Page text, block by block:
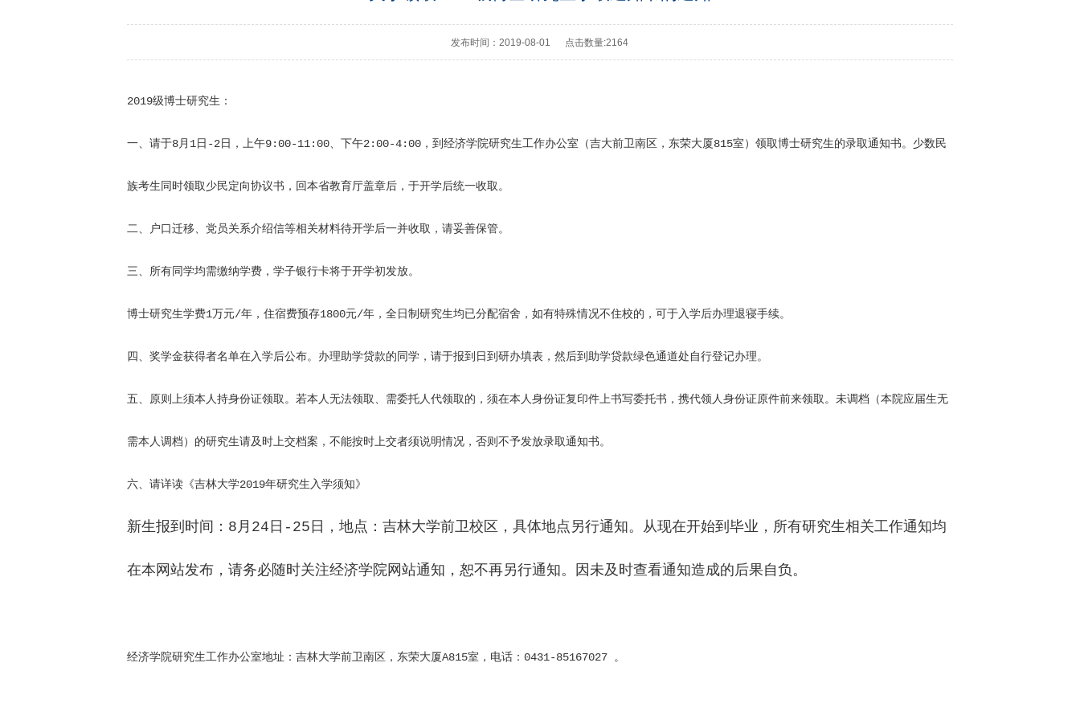
发布时间：2019-08-01 点击数量:2164
2019级博士研究生：
一、请于8月1日-2日，上午9:00-11:00、下午2:00-4:00，到经济学院研究生工作办公室（吉大前卫南区，东荣大厦815室）领取博士研究生的录取通知书。 少数民
族考生同时领取少民定向协议书，回本省教育厅盖章后，于开学后统一收取。
二、 户口迁移、党员关系介绍信等相关材料待开学后一并收取，请妥善保管。
三、所有同学均需缴纳学费， 学子银行卡将于开学初发放。
博士研究生学费1万元/年，住宿费预存1800元/年，全日制研究生均已分配宿舍，如有特殊情况不住校的，可于入学后办理退寝手续。
四、奖学金获得者名单在入学后公布。办理助学贷款的同学，请于报到日到研办填表，然后到助学贷款绿色通道处自行登记办理。
五、原则上须本人持身份证领取。若本人无法领取、需委托人代领取的，须在本人身份证复印件上书写委托书，携代领人身份证原件前来领取。 未调档（本院应届生无
需本人调档）的研究生请及时上交档案，不能按时上交者须说明情况，否则不予发放录取通知书。
六、请详读《吉林大学2019年研究生入学须知》
新生报到时间：8月24日-25日，地点：吉林大学前卫校区，具体地点另行通知。 从现在开始到毕业，所有研究生相关工作通知均
在本网站发布，请务必随时关注经济学院网站通知，恕不再另行通知。因未及时查看通知造成的后果自负。
经济学院研究生工作办公室地址：吉林大学前卫南区，东荣大厦A815室，电话：0431-85167027 。